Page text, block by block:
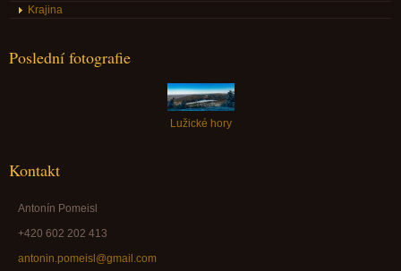
Krajina
Poslední fotografie
Lužické hory
Kontakt
Antonín Pomeisl
+420 602 202 413
antonin.pomeisl@gmail.com